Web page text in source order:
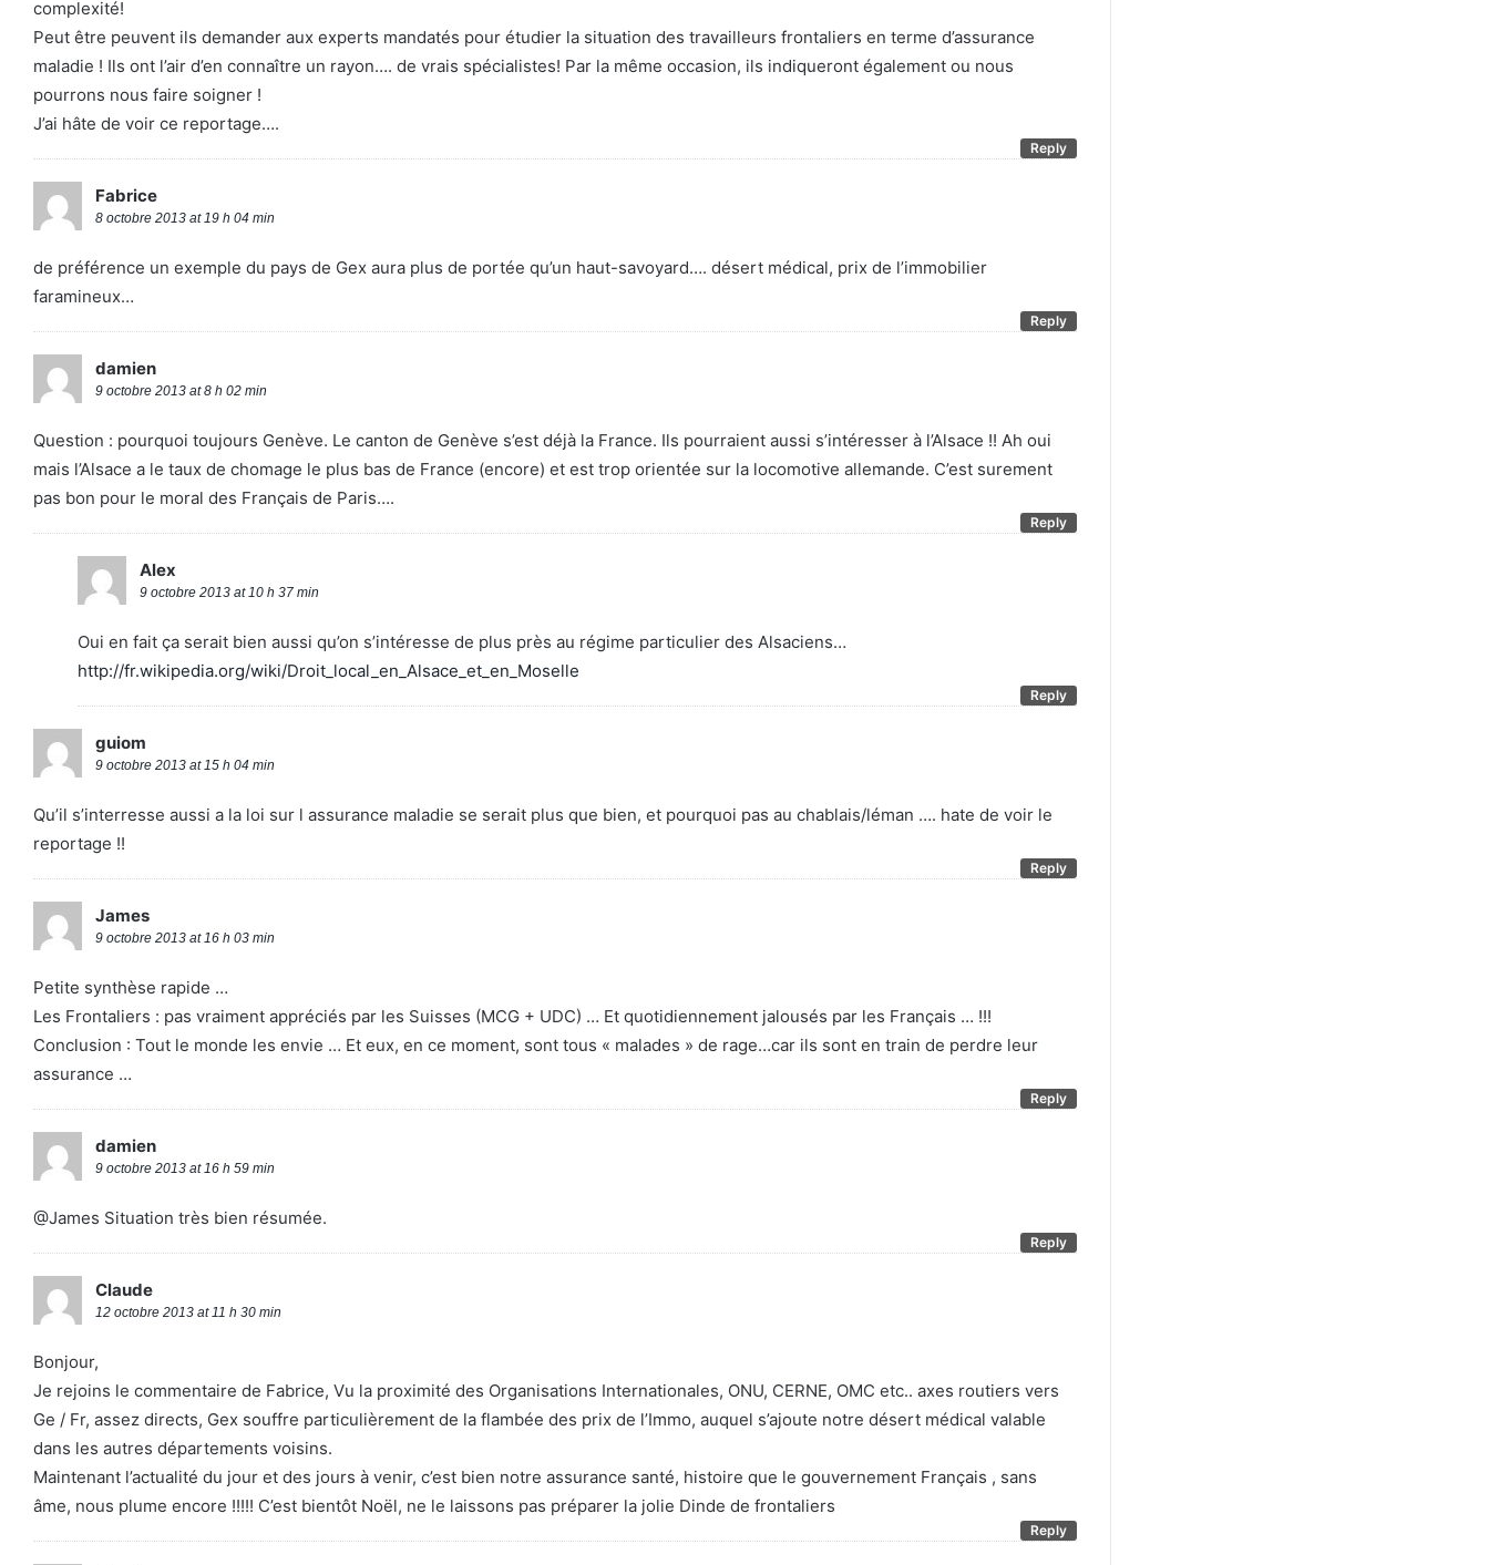
complexité!
Peut être peuvent ils demander aux experts mandatés pour étudier la situation des travailleurs frontaliers en terme d’assurance
maladie ! Ils ont l’air d’en connaître un rayon…. de vrais spécialistes! Par la même occasion, ils indiqueront également ou nous
pourrons nous faire soigner !
J’ai hâte de voir ce reportage….
Reply
Fabrice
8 octobre 2013 at 19 h 04 min
de préférence un exemple du pays de Gex aura plus de portée qu’un haut-savoyard…. désert médical, prix de l’immobilier
faramineux…
Reply
damien
9 octobre 2013 at 8 h 02 min
Question : pourquoi toujours Genève. Le canton de Genève s’est déjà la France. Ils pourraient aussi s’intéresser à l’Alsace !! Ah oui
mais l’Alsace a le taux de chomage le plus bas de France (encore) et est trop orientée sur la locomotive allemande. C’est surement
pas bon pour le moral des Français de Paris….
Reply
Alex
9 octobre 2013 at 10 h 37 min
Oui en fait ça serait bien aussi qu’on s’intéresse de plus près au régime particulier des Alsaciens…
http://fr.wikipedia.org/wiki/Droit_local_en_Alsace_et_en_Moselle
Reply
guiom
9 octobre 2013 at 15 h 04 min
Qu’il s’interresse aussi a la loi sur l assurance maladie se serait plus que bien, et pourquoi pas au chablais/léman …. hate de voir le
reportage !!
Reply
James
9 octobre 2013 at 16 h 03 min
Petite synthèse rapide …
Les Frontaliers : pas vraiment appréciés par les Suisses (MCG + UDC) … Et quotidiennement jalousés par les Français … !!!
Conclusion : Tout le monde les envie … Et eux, en ce moment, sont tous « malades » de rage…car ils sont en train de perdre leur
assurance …
Reply
damien
9 octobre 2013 at 16 h 59 min
@James Situation très bien résumée.
Reply
Claude
12 octobre 2013 at 11 h 30 min
Bonjour,
Je rejoins le commentaire de Fabrice, Vu la proximité des Organisations Internationales, ONU, CERNE, OMC etc.. axes routiers vers
Ge / Fr, assez directs, Gex souffre particulièrement de la flambée des prix de l’Immo, auquel s’ajoute notre désert médical valable
dans les autres départements voisins.
Maintenant l’actualité du jour et des jours à venir, c’est bien notre assurance santé, histoire que le gouvernement Français , sans
âme, nous plume encore !!!!! C’est bientôt Noël, ne le laissons pas préparer la jolie Dinde de frontaliers
Reply